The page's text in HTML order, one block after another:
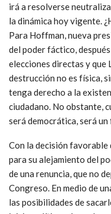
irá a resolverse
la dinámica hoy vigente.
Para Hoffman, nueva
del poder fáctico,
elecciones directas y que
destrucción no es física,
tenga derecho a la
ciudadano. No obstante,
será democrática, será un
Con la decisión favorable
para su alejamiento del
de una renuncia, que no
Congreso. En medio de
las posibilidades de